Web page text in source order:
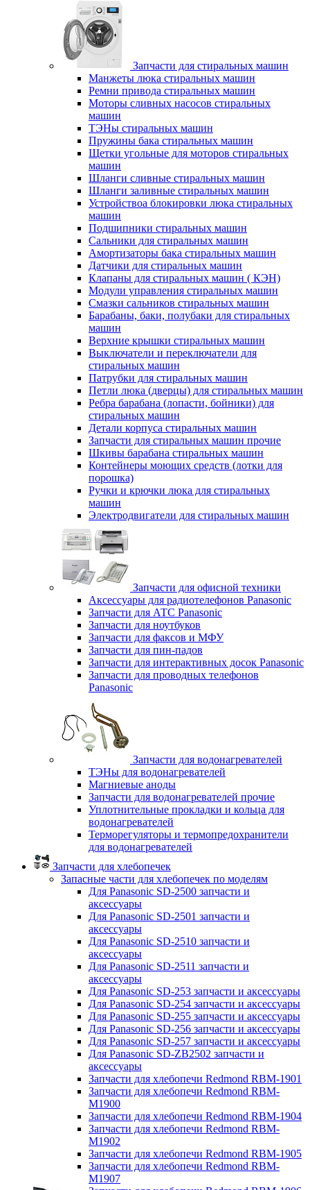
Запчасти для стиральных машин
Манжеты люка стиральных машин
Ремни привода стиральных машин
Моторы сливных насосов стиральных
машин
ТЭНы стиральных машин
Пружины бака стиральных машин
Щетки угольные для моторов стиральных
машин
Шланги сливные стиральных машин
Шланги заливные стиральных машин
Устройствоа блокировки люка стиральных
машин
Подшипники стиральных машин
Сальники для стиральных машин
Амортизаторы бака стиральных машин
Датчики для стиральных машин
Клапаны для стиральных машин ( КЭН)
Модули управления стиральных машин
Смазки сальников стиральных машин
Барабаны, баки, полубаки для стиральных
машин
Верхние крышки стиральных машин
Выключатели и переключатели для
стиральных машин
Патрубки для стиральных машин
Петли люка (дверцы) для стиральных машин
Ребра барабана (лопасти, бойники) для
стиральных машин
Детали корпуса стиральных машин
Запчасти для стиральных машин прочие
Шкивы барабана стиральных машин
Контейнеры моющих средств (лотки для
порошка)
Ручки и крючки люка для стиральных
машин
Электродвигатели для стиральных машин
Запчасти для офисной техники
Аксессуары для радиотелефонов Panasonic
Запчасти для АТС Panasonic
Запчасти для ноутбуков
Запчасти для факсов и МФУ
Запчасти для пин-падов
Запчасти для интерактивных досок Panasonic
Запчасти для проводных телефонов
Panasonic
Запчасти для водонагревателей
ТЭНы для водонагревателей
Магниевые аноды
Запчасти для водонагревателей прочие
Уплотнительные прокладки и кольца для
водонагревателей
Терморегуляторы и термопредохранители
для водонагревателей
Запчасти для хлебопечек
Запасные части для хлебопечек по моделям
Для Panasonic SD-2500 запчасти и
аксессуары
Для Panasonic SD-2501 запчасти и
аксессуары
Для Panasonic SD-2510 запчасти и
аксессуары
Для Panasonic SD-2511 запчасти и
аксессуары
Для Panasonic SD-253 запчасти и аксессуары
Для Panasonic SD-254 запчасти и аксессуары
Для Panasonic SD-255 запчасти и аксессуары
Для Panasonic SD-256 запчасти и аксессуары
Для Panasonic SD-257 запчасти и аксессуары
Для Panasonic SD-ZB2502 запчасти и
аксессуары
Запчасти для хлебопечи Redmond RBM-1901
Запчасти для хлебопечи Redmond RBM-
M1900
Запчасти для хлебопечи Redmond RBM-1904
Запчасти для хлебопечи Redmond RBM-
M1902
Запчасти для хлебопечи Redmond RBM-1905
Запчасти для хлебопечи Redmond RBM-
M1907